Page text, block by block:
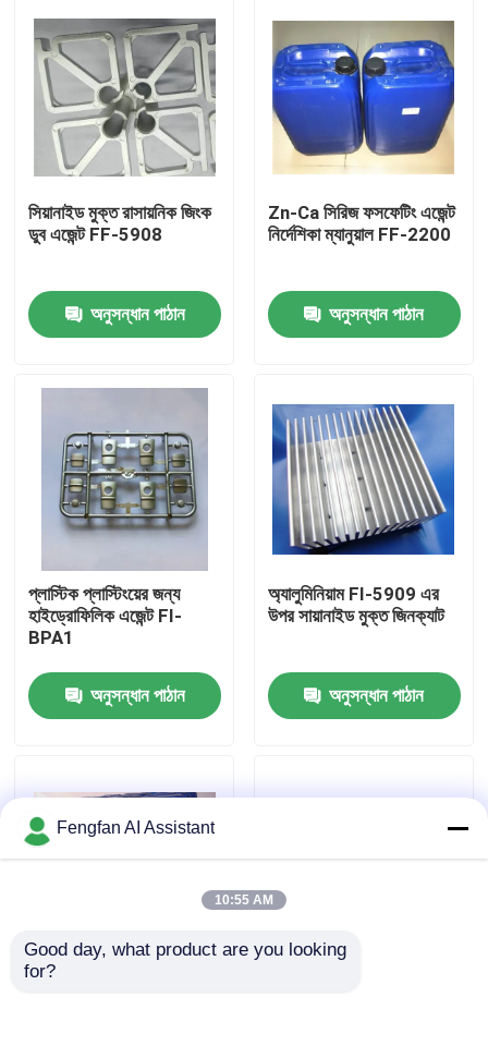
পণ্য
আমাদের সম্পর্কে
কারখানা পরিদর্শন
আমাদের সাথে যোগাযোগ করুন
একটি উদ্ধৃতি অনুরোধ করুন
সিয়ানাইড মুক্ত রাসায়নিক জিংক
ডুব এজেন্ট FF-5908
অনুসন্ধান পাঠান
Zn-Ca সিরিজ ফসফেটিং এজেন্ট
নির্দেশিকা ম্যানুয়াল FF-2200
অনুসন্ধান পাঠান
প্লাস্টিক প্লাস্টিংয়ের জন্য
হাইড্রোফিলিক এজেন্ট FI-
BPA1
অনুসন্ধান পাঠান
অ্যালুমিনিয়াম FI-5909 এর
উপর সায়ানাইড মুক্ত জিনক্যাট
অনুসন্ধান পাঠান
ধাতু প্রাক চিকিত্সার জন্য
Fengfan AI Assistant
10:55 AM
Good day, what product are you looking
for?